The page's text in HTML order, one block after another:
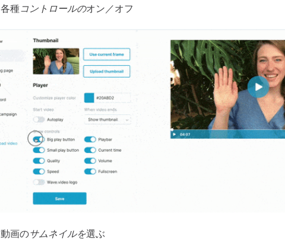
各種コントロールのオン／オフ
動画のサムネイルを選ぶ